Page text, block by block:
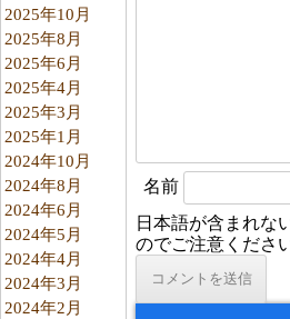
2025年10月
2025年8月
2025年6月
2025年4月
2025年3月
2025年1月
2024年10月
2024年8月
2024年6月
2024年5月
2024年4月
2024年3月
2024年2月
名前
日本語が含まれな
のでご注意くださ